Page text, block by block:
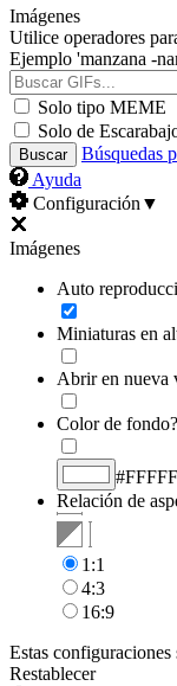
Imágenes
Utilice operadores
Ejemplo 'manzana -
Solo tipo MEME
Solo de
Búsquedas
Ayuda
Configuración ▼
Imágenes
Auto
Miniaturas en
Abrir en nueva
Color de fondo?
Relación de
1:1
4:3
16:9
Estas
Restablecer